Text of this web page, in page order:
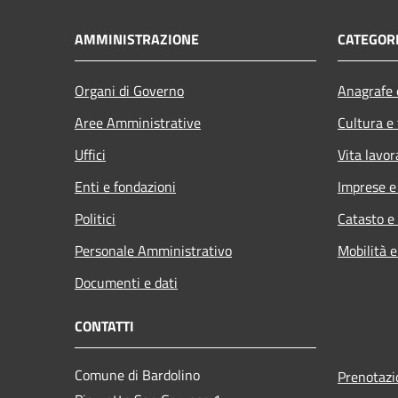
AMMINISTRAZIONE
Organi di Governo
Aree Amministrative
Uffici
Enti e fondazioni
Politici
Personale Amministrativo
Documenti e dati
Cultura
Vita
Imprese
Catasto
Mobilità
CONTATTI
Comune di Bardolino